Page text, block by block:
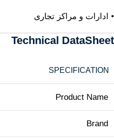
• ادارات و مراکز تجاری
Technical DataSheet
SPECIFICATION
Product Name
Brand